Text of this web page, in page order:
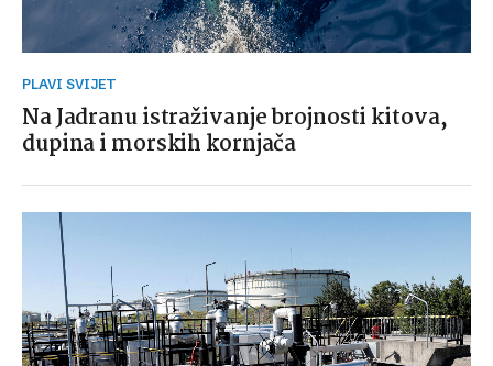
PLAVI SVIJET
Na Jadranu istraživanje brojnosti kitova,
dupina i morskih kornjača